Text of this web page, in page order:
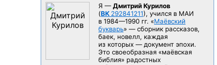
Я —Дмитрий Курилов
(ВК 292841211), учился в МАИ
в 1984—1990 гг. «Маёвский
букварь» — сборник рассказов,
баек, новелл, каждая
из которых — документ эпохи.
Это своеобразная «маёвская
библия» радостных